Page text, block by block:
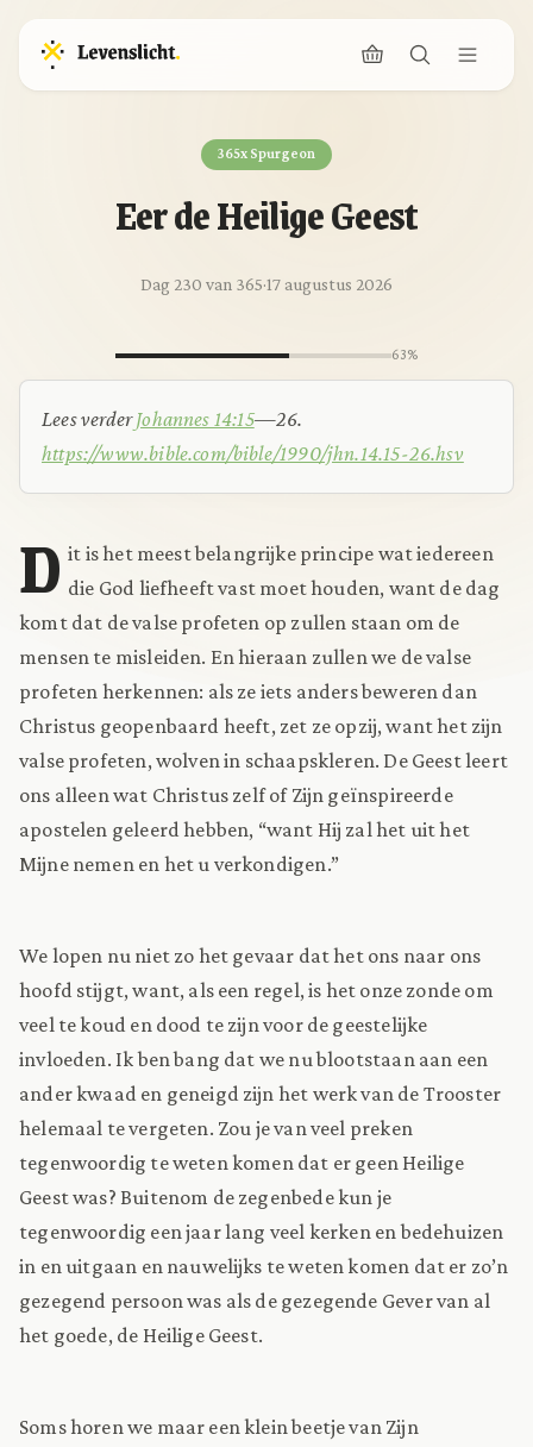
365x Spurgeon
Eer de Heilige Geest
Dag 230 van 365·17 augustus 2026
63%
Lees verderJohannes 14:15—26.
https://www.bible.com/bible/1990/jhn.14.15-26.hsv
D it is het meest belangrijke principe wat iedereen
die God liefheeft vast moet houden, want de dag
komt dat de valse profeten op zullen staan om de
mensen te misleiden. En hieraan zullen we de valse
profeten herkennen: als ze iets anders beweren dan
Christus geopenbaard heeft, zet ze opzij, want het zijn
valse profeten, wolven in schaapskleren. De Geest leert
ons alleen wat Christus zelf of Zijn geïnspireerde
apostelen geleerd hebben, “want Hij zal het uit het
Mijne nemen en het u verkondigen.”
We lopen nu niet zo het gevaar dat het ons naar ons
hoofd stijgt, want, als een regel, is het onze zonde om
veel te koud en dood te zijn voor de geestelijke
invloeden. Ik ben bang dat we nu blootstaan aan een
ander kwaad en geneigd zijn het werk van de Trooster
helemaal te vergeten. Zou je van veel preken
tegenwoordig te weten komen dat er geen Heilige
Geest was? Buitenom de zegenbede kun je
tegenwoordig een jaar lang veel kerken en bedehuizen
in en uitgaan en nauwelijks te weten komen dat er zo’n
gezegend persoon was als de gezegende Gever van al
het goede, de Heilige Geest.
Soms horen we maar een klein beetje van Zijn